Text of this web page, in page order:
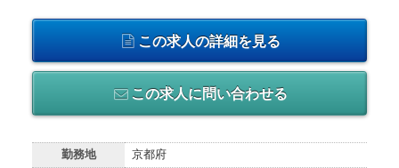
この求人の詳細を見る
この求人に問い合わせる
勤務地 京都府